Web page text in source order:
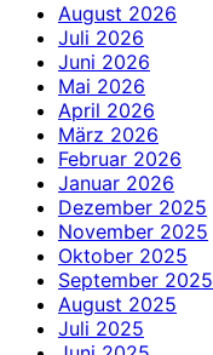
August 2026
Juli 2026
Juni 2026
Mai 2026
April 2026
März 2026
Februar 2026
Januar 2026
Dezember 2025
November 2025
Oktober 2025
September 2025
August 2025
Juli 2025